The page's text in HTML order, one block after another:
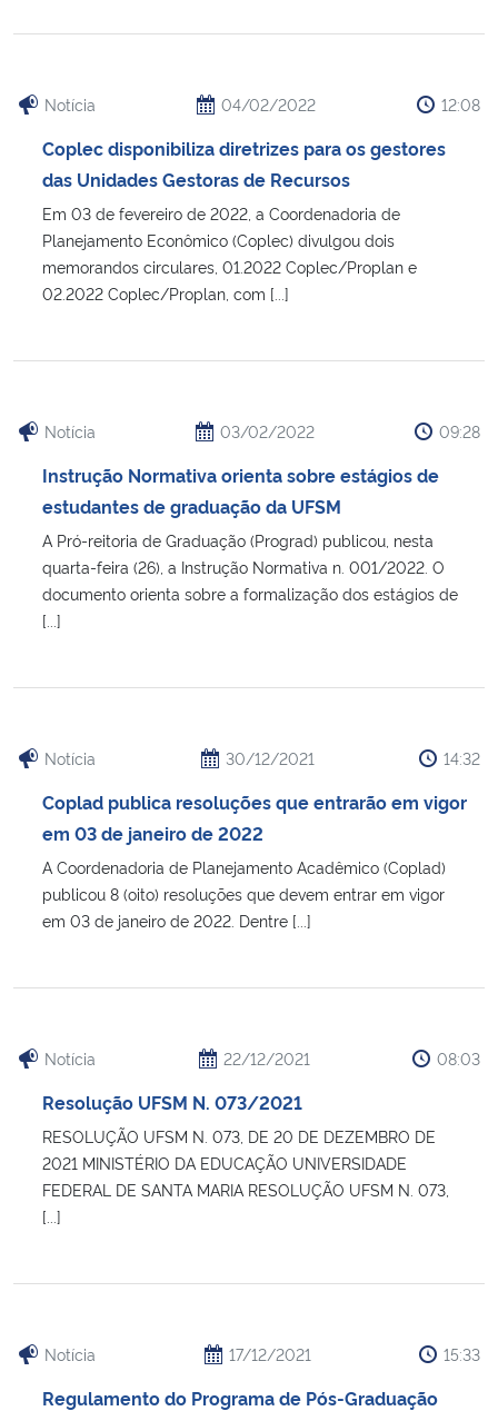
Notícia 04/02/2022 12:08
Coplec disponibiliza diretrizes para os gestores
das Unidades Gestoras de Recursos
Em 03 de fevereiro de 2022, a Coordenadoria de
Planejamento Econômico (Coplec) divulgou dois
memorandos circulares, 01.2022 Coplec/Proplan e
02.2022 Coplec/Proplan, com [...]
Notícia 03/02/2022 09:28
Instrução Normativa orienta sobre estágios de
estudantes de graduação da UFSM
A Pró-reitoria de Graduação (Prograd) publicou, nesta
quarta-feira (26), a Instrução Normativa n. 001/2022. O
documento orienta sobre a formalização dos estágios de
[...]
Notícia 30/12/2021 14:32
Coplad publica resoluções que entrarão em vigor
em 03 de janeiro de 2022
A Coordenadoria de Planejamento Acadêmico (Coplad)
publicou 8 (oito) resoluções que devem entrar em vigor
em 03 de janeiro de 2022. Dentre [...]
Notícia 22/12/2021 08:03
Resolução UFSM N. 073/2021
RESOLUÇÃO UFSM N. 073, DE 20 DE DEZEMBRO DE
2021 MINISTÉRIO DA EDUCAÇÃO UNIVERSIDADE
FEDERAL DE SANTA MARIA RESOLUÇÃO UFSM N. 073,
[...]
Notícia 17/12/2021 15:33
Regulamento do Programa de Pós-Graduação